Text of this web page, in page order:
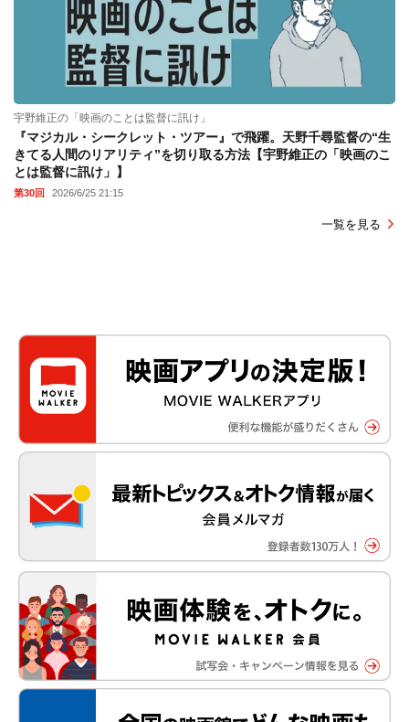
宇野維正の「映画のことは監督に訊け」
『マジカル・シークレット・ツアー』で飛躍。天野千尋監督の“生
きてる人間のリアリティ”を切り取る方法【宇野維正の「映画のこ
とは監督に訊け」】
第30回 2026/6/25 21:15
一覧を見る